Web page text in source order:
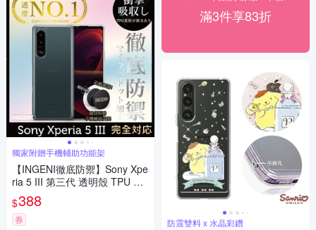
獨家附贈手機輔助功能架
【INGENI徹底防禦】Sony Xpe
ria 5 III 第三代 透明殼 TPU 軟
殼 日系全軟式TPU吸震防摔保
護殼
$388
券
滿3件享83折
防震雙料 x 水晶彩鑽